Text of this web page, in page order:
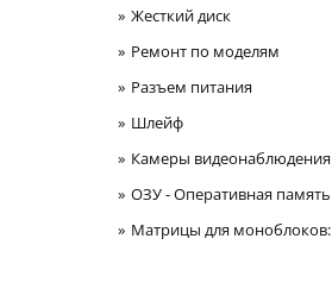
Жесткий диск
Ремонт по моделям
Разъем питания
Шлейф
Камеры видеонаблюдения
ОЗУ - Оперативная память
Матрицы для моноблоков: